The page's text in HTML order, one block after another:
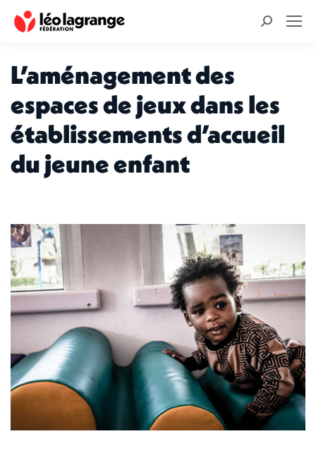
Recherche
L’aménagement des
espaces de jeux dans les
établissements d’accueil
du jeune enfant